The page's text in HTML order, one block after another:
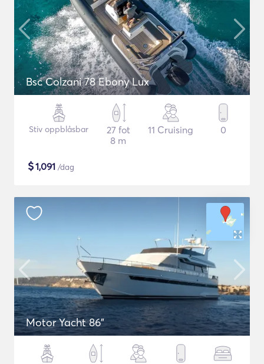
Bsc Colzani 78 Ebony Lux
Stiv oppblåsbar
27 fot
8 m
11 Cruising 0
$1,091 /dag
Motor Yacht 86"